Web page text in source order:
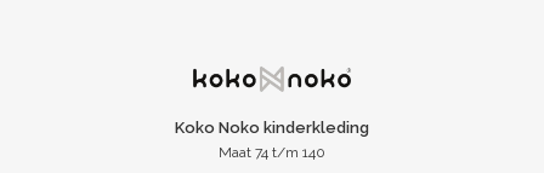
Koko Noko kinderkleding
Maat 74 t/m 140